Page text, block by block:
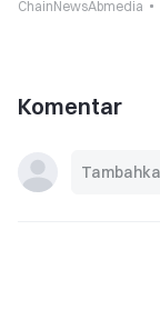
ChainNewsAbmedia
Komentar